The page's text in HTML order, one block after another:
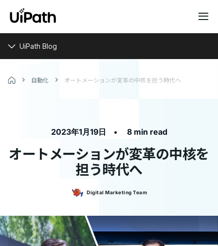
UiPath Blog
自動化 オートメーションが変革の中核を担う時代へ
2023年1月19日 • 8 min read
オートメーションが変革の中核を
担う時代へ
Digital Marketing Team